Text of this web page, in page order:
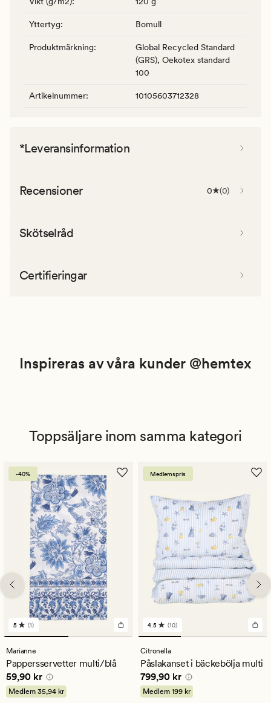
Yttertyg: Bomull
Produktmärkning:
Global Recycled Standard
(GRS), Oekotex standard
100
Artikelnummer: 10105603712328
*Leveransinformation
Recensioner 0 (0)
Skötselråd
Certifieringar
Inspireras av våra kunder @hemtex
Toppsäljare inom samma kategori
-40%
1
omdömen
med
ett
genomsnittligt
betyg
på
5
5 (1)
Marianne
Pappersservetter multi/blå
Pris 59,90 kr
59,90 kr
Medlem 35,94 kr
Medlemspris
10
omdömen
med
ett
genomsnittligt
betyg
på
4.5
4.5 (10)
Citronella
Påslakanset i bäckebölja multi
Pris 799,90 kr
799,90 kr
Medlem 199 kr